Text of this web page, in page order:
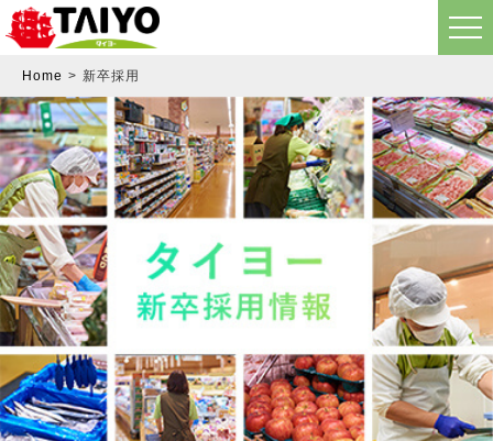
Home 新卒採用